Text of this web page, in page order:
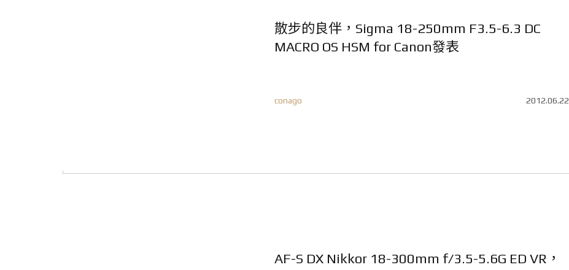
散步的良伴，Sigma 18-250mm F3.5-6.3 DC
MACRO OS HSM for Canon發表
conago 2012.06.22
AF-S DX Nikkor 18-300mm f/3.5-5.6G ED VR，